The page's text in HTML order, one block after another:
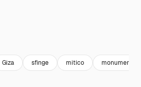
Giza sfinge mitico monumenti